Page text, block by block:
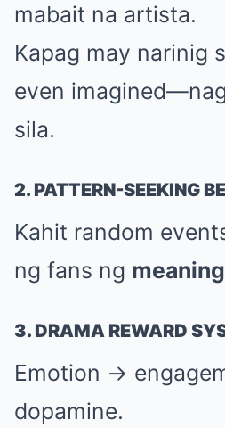
mabait na artista.
Kapag may narinig
even
sila.
2. PATTERN-SEEKING
Kahit random
ng fans ng meaning
3. DRAMA REWARD
Emotion →
dopamine.